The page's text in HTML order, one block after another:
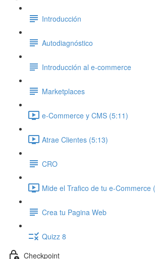
Introducción
Autodiagnóstico
Introducción al e-commerce
Marketplaces
e-Commerce y CMS (5:11)
Atrae Clientes (5:13)
CRO
Mide el Trafico de tu e-Commerce
Crea tu Pagina Web
Quizz 8
Checkpoint